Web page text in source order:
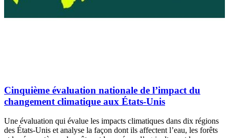
Cinquième évaluation nationale de l’impact du
changement climatique aux États-Unis
Une évaluation qui évalue les impacts climatiques dans dix régions
des États-Unis et analyse la façon dont ils affectent l’eau, les forêts